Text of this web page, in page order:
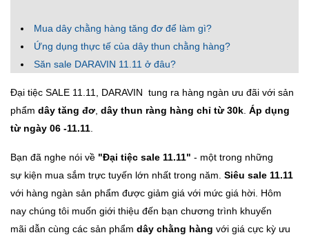
Mua dây chằng hàng tăng đơ để làm gì?
Ứng dụng thực tế của dây thun chằng hàng?
Săn sale DARAVIN 11.11 ở đâu?
Đại tiệc SALE 11.11, DARAVIN tung ra hàng ngàn ưu đãi với sản
phẩm dây tăng đơ dây thun ràng hàng chỉ từ 30k Áp dụng
từ ngày 06 -11.11
Bạn đã nghe nói về "Đại tiệc sale 11.11" - một trong những
sự kiện mua sắm trực tuyến lớn nhất trong năm. Siêu sale 11.11
với hàng ngàn sản phẩm được giảm giá với mức giá hời. Hôm
nay chúng tôi muốn giới thiệu đến bạn chương trình khuyến
mãi dẫn cùng các sản phẩm dây chằng hàng với giá cực kỳ ưu